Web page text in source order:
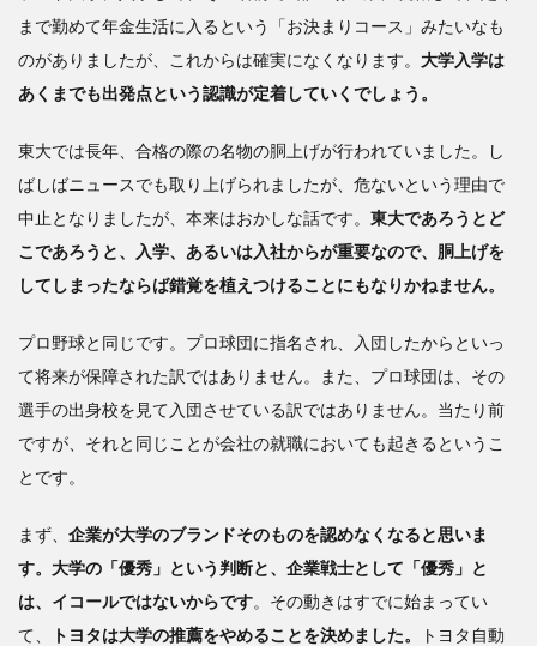
新
しい
大学
り方
を模
索す
る時
代
まで勤めて年金生活に入るという「お決まりコース」みたいなも
のがありましたが、これからは確実になくなります。 大学入学は
あくまでも出発点という認識が定着していくでしょう。
東大では長年、合格の際の名物の胴上げが行われていました。し
ばしばニュースでも取り上げられましたが、危ないという理由で
中止となりましたが、本来はおかしな話です。 東大であろうとど
こであろうと、入学、あるいは入社からが重要なので、胴上げを
してしまったならば錯覚を植えつけることにもなりかねません。
プロ野球と同じです。プロ球団に指名され、入団したからといっ
て将来が保障された訳ではありません。また、プロ球団は、その
選手の出身校を見て入団させている訳ではありません。当たり前
ですが、それと同じことが会社の就職においても起きるというこ
とです。
まず、 企業が大学のブランドそのものを認めなくなると思いま
す。大学の「優秀」という判断と、企業戦士として「優秀」と
は、イコールではないからです。その動きはすでに始まってい
て、
トヨタは大学の推薦をやめることを決めました。
トヨタ自動